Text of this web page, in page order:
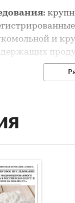
и
базы ТОП-